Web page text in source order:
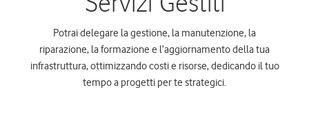
Potrai delegare la gestione, la manutenzione, la
riparazione, la formazione e l’aggiornamento della tua
infrastruttura, ottimizzando costi e risorse, dedicando il tuo
tempo a progetti per te strategici.